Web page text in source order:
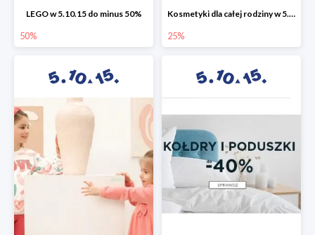
LEGO w 5.10.15 do minus 50%
50%
Kosmetyki dla całej rodziny w 5.10.15 do -25%
25%